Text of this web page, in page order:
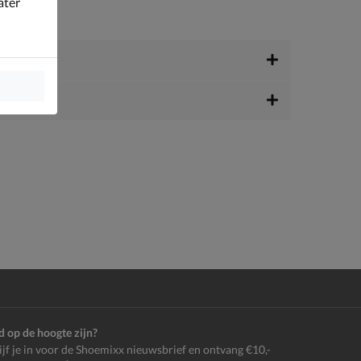
op de hoogte zijn?
je in voor de Shoemixx nieuwsbrief en ontvang €10,-